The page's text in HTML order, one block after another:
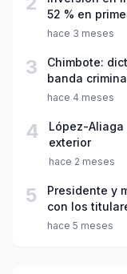
52 % en
hace 3 meses
3
Chimbote:
banda
hace 4 meses
4
López-
exterior
hace 2 meses
5
Presidente y
con los
hace 5 meses